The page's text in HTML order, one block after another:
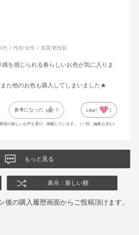
代 性別:女性 肌質:乾性肌
を感じられる春らしいお色が気に入りま
た他のお色も購入してしまいました★
参考になった 0 Like! 1
様の嬉しいお声を選び、掲載しています。（一部、編集も含む）
もっと見る
表示：新しい順
の購入履歴画面からご投稿頂けます。